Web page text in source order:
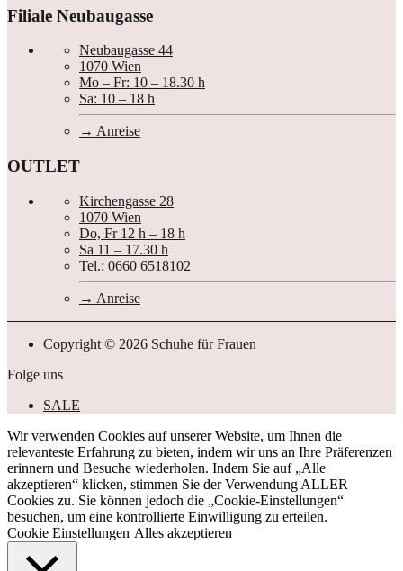
Filiale Neubaugasse
Neubaugasse 44
1070 Wien
Mo – Fr: 10 – 18.30 h
Sa: 10 – 18 h
Anreise
OUTLET
Kirchengasse 28
1070 Wien
Do, Fr 12 h – 18 h
Sa 11 – 17.30 h
Tel.: 0660 6518102
Anreise
Copyright © 2026 Schuhe für Frauen
Folge uns
SALE
Wir verwenden Cookies auf unserer Website, um Ihnen die
relevanteste Erfahrung zu bieten, indem wir uns an Ihre Präferenzen
erinnern und Besuche wiederholen. Indem Sie auf „Alle
akzeptieren“ klicken, stimmen Sie der Verwendung ALLER
Cookies zu. Sie können jedoch die „Cookie-Einstellungen“
besuchen, um eine kontrollierte Einwilligung zu erteilen.
Cookie Einstellungen Alles akzeptieren